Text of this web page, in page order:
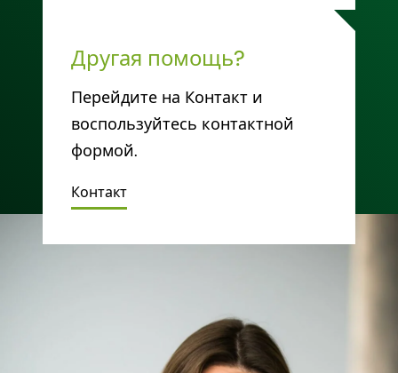
Другая помощь?
Перейдите на Контакт и
воспользуйтесь контактной
формой.
Контакт